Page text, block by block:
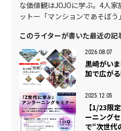
な価値観はJOJOに学ぶ。4人
ットー「マンションであそぼう」
このライターが書いた最近の記
2026.08.07
黒崎がい
加で広が
2025.12.05
【1/23限
ーニング
で“次世代